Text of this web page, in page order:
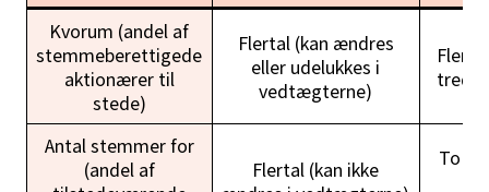
Kvorum (andel af
stemmeberettigede
aktionærer til
stede)
Flertal (kan ændres
eller udelukkes i
vedtægterne)
Antal stemmer for
(andel af
Flertal (kan ikke
To